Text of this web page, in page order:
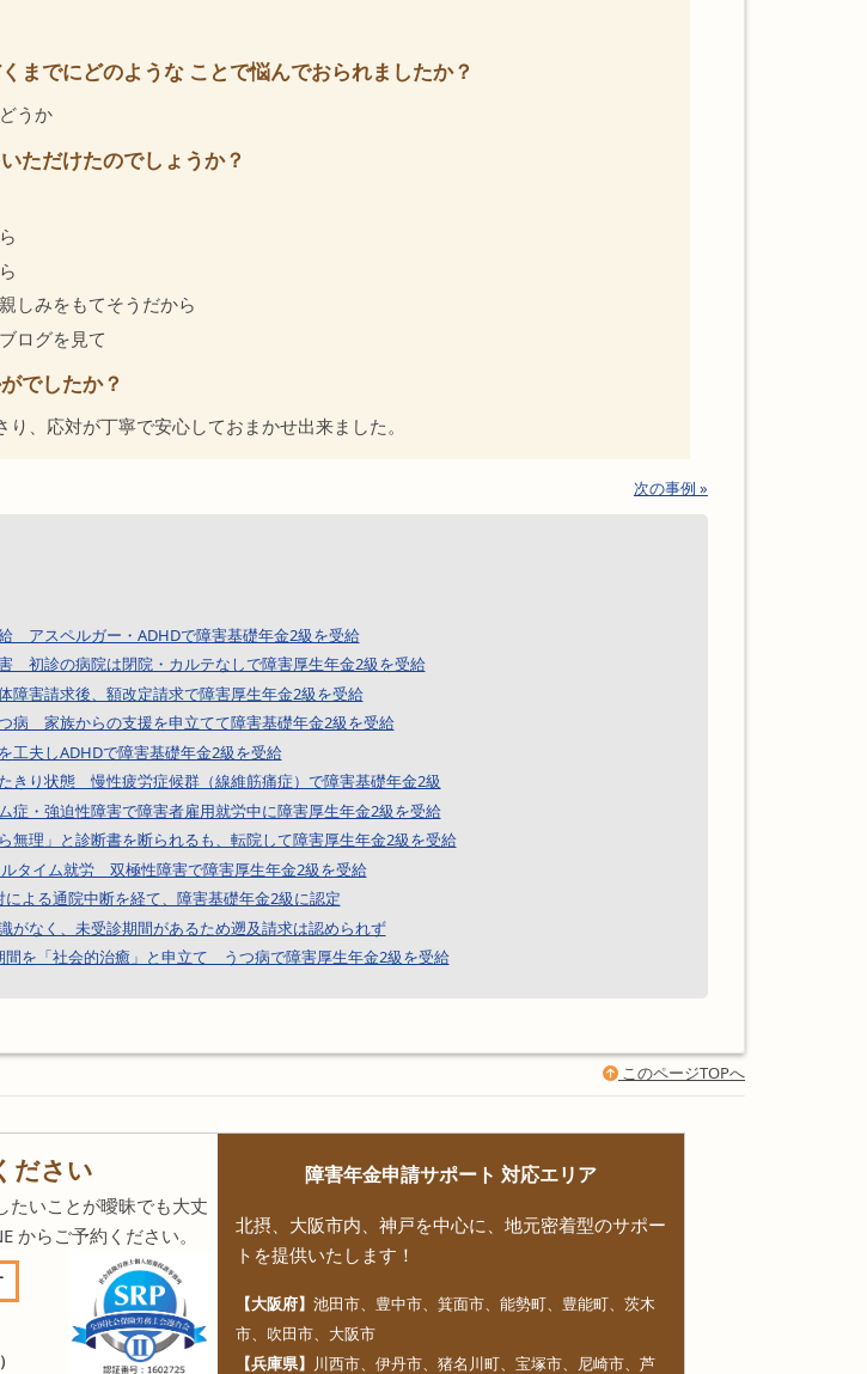
までにどのような ことで悩んでおられましたか？
うか
ただけたのでしょうか？
しみをもてそうだから
ログを見て
でしたか？
、応対が丁寧で安心しておまかせ出来ました。
次の事例 »
アスペルガー・ADHDで障害基礎年金2級を受給
初診の病院は閉院・カルテなしで障害厚生年金2級を受給
害請求後、額改定請求で障害厚生年金2級を受給
病 家族からの支援を申立てて障害基礎年金2級を受給
夫しADHDで障害基礎年金2級を受給
り状態 慢性疲労症候群（線維筋痛症）で障害基礎年金2級
・強迫性障害で障害者雇用就労中に障害厚生年金2級を受給
理」と診断書を断られるも、転院して障害厚生年金2級を受給
タイム就労 双極性障害で障害厚生年金2級を受給
よる通院中断を経て、障害基礎年金2級に認定
なく、未受診期間があるため遡及請求は認められず
を「社会的治癒」と申立て うつ病で障害厚生年金2級を受給
このページTOPへ
ださい
たいことが曖昧でも大丈
からご予約ください。
障害年金申請サポート 対応エリア
北摂、大阪市内、神戸を中心に、地元密着型のサポー
トを提供いたします！
【大阪府】 池田市、豊中市、箕面市、能勢町、豊能町、茨木
市、吹田市、大阪市
【兵庫県】 川西市、伊丹市、猪名川町、宝塚市、尼崎市、芦